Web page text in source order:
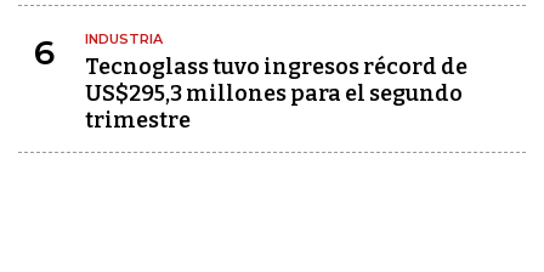
6 INDUSTRIA
Tecnoglass tuvo ingresos récord de
US$295,3 millones para el segundo
trimestre